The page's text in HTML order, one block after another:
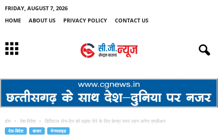
FRIDAY, AUGUST 7, 2026
HOME
ABOUT US PRIVACY POLICY CONTACT US
होम देश-विदेश डिजिटल लेन-देन को बढ़ावा देने के लिए केन्द्र स्वयं वहन करेगा एमडीआर
देश-विदेश बाजार मेनस्लाइड